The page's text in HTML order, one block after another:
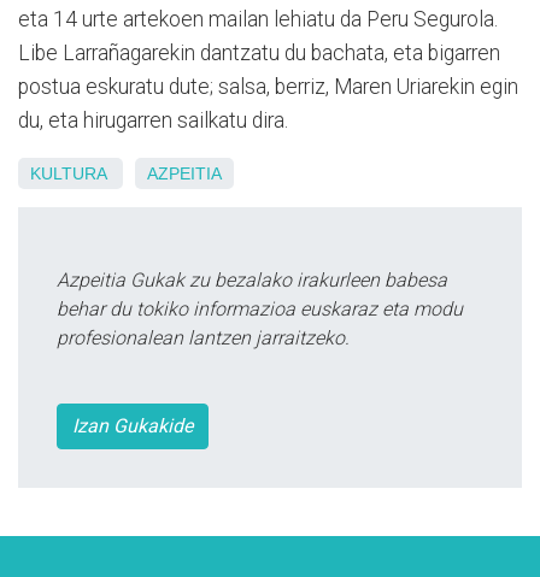
eta 14 urte artekoen mailan lehiatu da Peru Segurola.
Libe Larrañagarekin dantzatu du bachata, eta bigarren
postua eskuratu dute; salsa, berriz, Maren Uriarekin egin
du, eta hirugarren sailkatu dira.
KULTURA AZPEITIA
Azpeitia Gukak zu bezalako irakurleen babesa
behar du tokiko informazioa euskaraz eta modu
profesionalean lantzen jarraitzeko.
Izan Gukakide